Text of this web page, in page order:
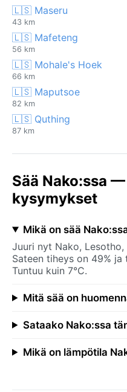
🇱🇸 Maseru
43 km
🇱🇸 Mafeteng
56 km
🇱🇸 Mohale's Hoek
66 km
🇱🇸 Maputsoe
82 km
🇱🇸 Quthing
87 km
Sää Nako:ssa
kysymykset
Mikä on sää
Juuri nyt Nako,
Sateen tiheys on 49%
Tuntuu kuin 7°C.
Mitä sää on
Sataako Nako:ssa
Mikä on lämpötila